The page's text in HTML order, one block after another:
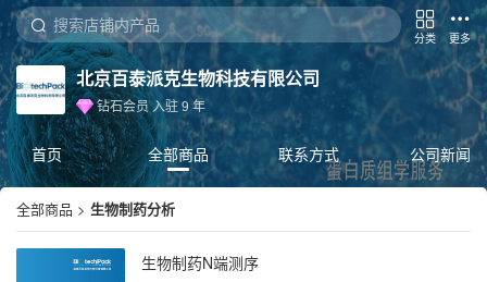
分类 更多
北京百泰派克生物科技有限公司
钻石会员入驻9 年
首页 全部商品 联系方式 公司新闻
全部商品 > 生物制药分析
生物制药N端测序